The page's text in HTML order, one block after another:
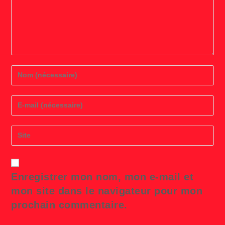
Enter
your
or
username
to
comment
Enter
your
address
comment
Saisir
l’URL
votre
site
(facultatif)
Enregistrer mon nom, mon e-mail et
mon site dans le navigateur pour mon
prochain commentaire.